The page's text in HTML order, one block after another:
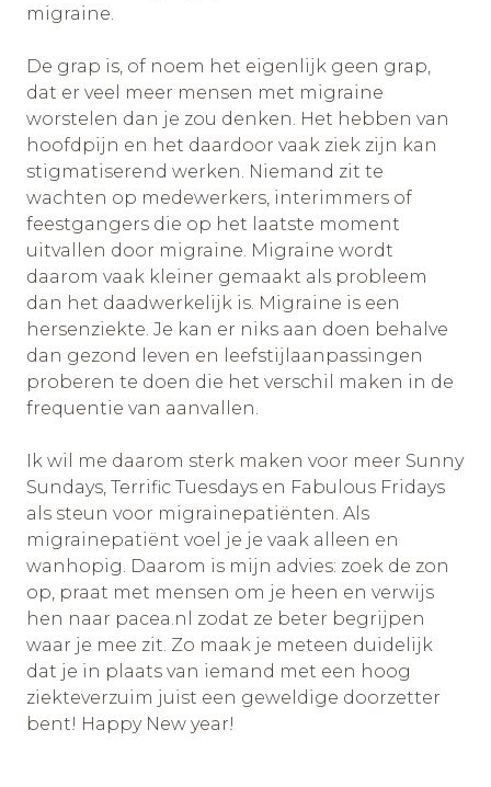
migraine.
De grap is, of noem het eigenlijk geen grap,
dat er veel meer mensen met migraine
worstelen dan je zou denken. Het hebben van
hoofdpijn en het daardoor vaak ziek zijn kan
stigmatiserend werken. Niemand zit te
wachten op medewerkers, interimmers of
feestgangers die op het laatste moment
uitvallen door migraine. Migraine wordt
daarom vaak kleiner gemaakt als probleem
dan het daadwerkelijk is. Migraine is een
hersenziekte. Je kan er niks aan doen behalve
dan gezond leven en leefstijlaanpassingen
proberen te doen die het verschil maken in de
frequentie van aanvallen.
Ik wil me daarom sterk maken voor meer Sunny
Sundays, Terrific Tuesdays en Fabulous Fridays
als steun voor migrainepatiënten. Als
migrainepatiënt voel je je vaak alleen en
wanhopig. Daarom is mijn advies: zoek de zon
op, praat met mensen om je heen en verwijs
hen naar pacea.nl zodat ze beter begrijpen
waar je mee zit. Zo maak je meteen duidelijk
dat je in plaats van iemand met een hoog
ziekteverzuim juist een geweldige doorzetter
bent! Happy New year!